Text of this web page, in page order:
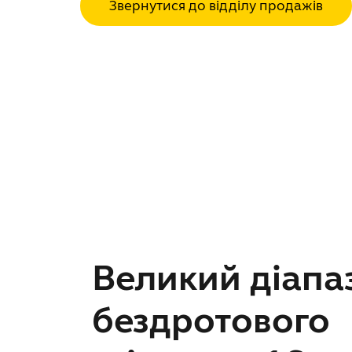
Звернутися до відділу продажів
Великий
бездротового